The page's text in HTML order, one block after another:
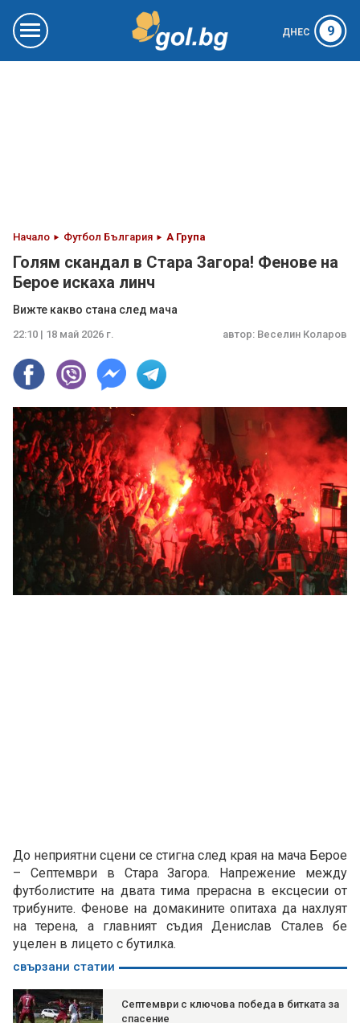
ДНЕС 9
Начало Футбол България А Група
Голям скандал в Стара Загора! Фенове на
Берое искаха линч
Вижте какво стана след мача
22:10 | 18 май 2026 г. автор: Веселин Коларов
До неприятни сцени се стигна след края на мача Берое
– Септември в Стара Загора. Напрежение между
футболистите на двата тима прерасна в ексцесии от
трибуните. Фенове на домакините опитаха да нахлуят
на терена, а главният съдия Денислав Сталев бе
уцелен в лицето с бутилка.
свързани статии
Септември с ключова победа в битката за
спасение